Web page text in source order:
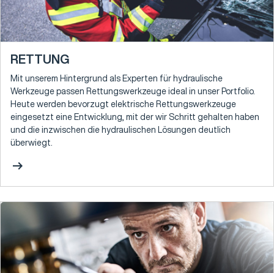
RETTUNG
Mit unserem Hintergrund als Experten für hydraulische
Werkzeuge passen Rettungswerkzeuge ideal in unser Portfolio.
Heute werden bevorzugt elektrische Rettungswerkzeuge
eingesetzt eine Entwicklung, mit der wir Schritt gehalten haben
und die inzwischen die hydraulischen Lösungen deutlich
überwiegt.
arrow_right_alt